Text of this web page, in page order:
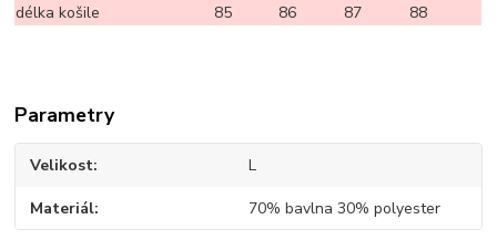
délka košile
85 86 87 88
Parametry
Velikost L
Materiál 70% bavlna 30% polyester